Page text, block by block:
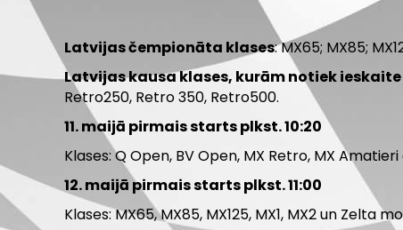
Latvijas čempionāta klases: MX65; MX85;
Latvijas kausa klases, kurām notiek
Retro250, Retro 350, Retro500.
11. maijā pirmais starts plkst. 10:20
Klases: Q Open, BV Open, MX Retro, MX
12. maijā pirmais starts plkst. 11:00
Klases: MX65, MX85, MX125, MX1, MX2 un Zelta